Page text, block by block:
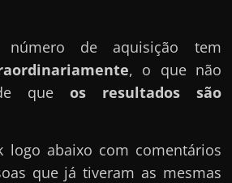
de aquisição tem
, o que não
que os resultados são
logo abaixo com comentários
que já tiveram as mesmas